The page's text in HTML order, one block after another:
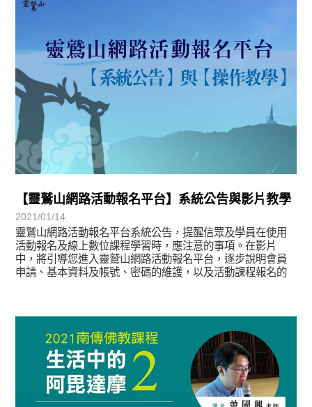
【靈鷲山網路活動報名平台】系統公告與影片教學
2021/01/14
靈鷲山網路活動報名平台系統公告，提醒信眾及學員在使用
活動報名及線上數位課程學習時，應注意的事項。在影片
中，將引導您進入靈鷲山網路活動報名平台，逐步說明會員
申請、基本資料及帳號、密碼的維護，以及活動課程報名的